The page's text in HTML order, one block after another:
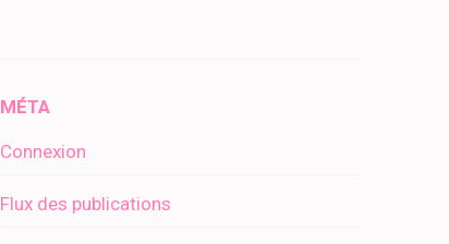
MÉTA
Connexion
Flux des publications